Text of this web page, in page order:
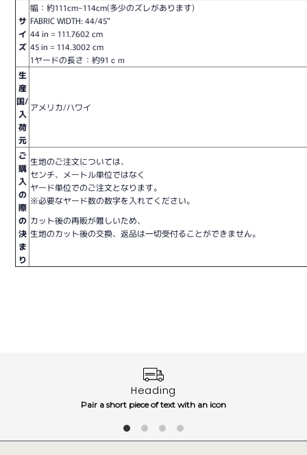
サ
イ
ズ
幅：約111cm~114cm(多少のズレがあります)
FABRIC WIDTH: 44/45"
44 in = 111.7602 cm
45 in = 114.3002 cm
1ヤードの長さ：約91ｃｍ
生
産
国/
入
荷
元
アメリカ/ハワイ
ご
購
入
の
際
の
決
ま
り
生地のご注文については、
センチ、メートル単位ではなく
ヤード単位でのご注文となります。
※必要なヤード数の数字を入れてください。
カット後の再販が難しいため、
生地のカット後の交換、返品は一切受付ることができません。
Heading
Pair a short piece of text with an icon